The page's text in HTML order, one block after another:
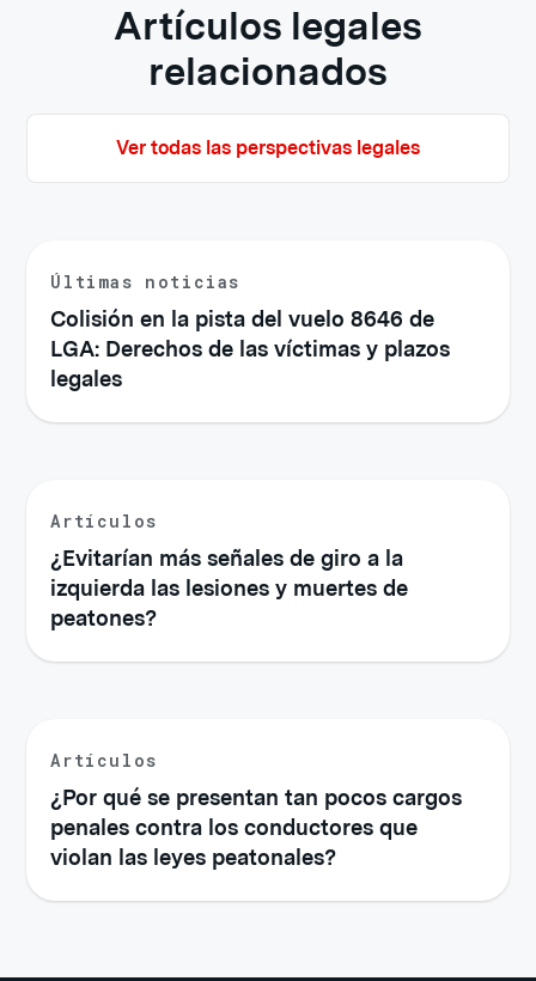
Artículos legales
relacionados
Ver todas las perspectivas legales
Últimas noticias
Colisión en la pista del vuelo 8646 de
LGA: Derechos de las víctimas y plazos
legales
Artículos
¿Evitarían más señales de giro a la
izquierda las lesiones y muertes de
peatones?
Artículos
¿Por qué se presentan tan pocos cargos
penales contra los conductores que
violan las leyes peatonales?